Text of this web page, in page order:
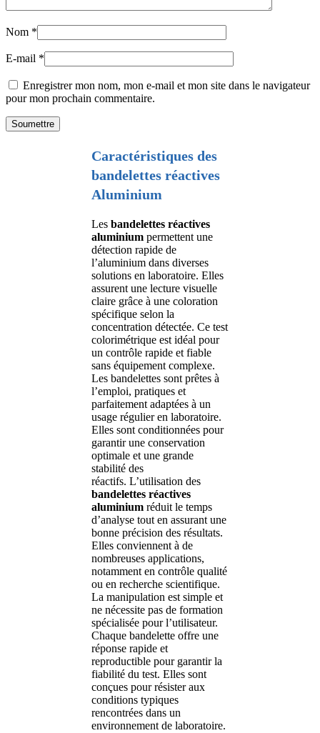
Nom *
E-mail *
Enregistrer mon nom, mon e-mail et mon site dans le navigateur
pour mon prochain commentaire.
Caractéristiques des
bandelettes réactives
Aluminium
Les bandelettes réactives
aluminium permettent une
détection rapide de
l’aluminium dans diverses
solutions en laboratoire. Elles
assurent une lecture visuelle
claire grâce à une coloration
spécifique selon la
concentration détectée. Ce test
colorimétrique est idéal pour
un contrôle rapide et fiable
sans équipement complexe.
Les bandelettes sont prêtes à
l’emploi, pratiques et
parfaitement adaptées à un
usage régulier en laboratoire.
Elles sont conditionnées pour
garantir une conservation
optimale et une grande
stabilité des
réactifs. L’utilisation des
bandelettes réactives
aluminium réduit le temps
d’analyse tout en assurant une
bonne précision des résultats.
Elles conviennent à de
nombreuses applications,
notamment en contrôle qualité
ou en recherche scientifique.
La manipulation est simple et
ne nécessite pas de formation
spécialisée pour l’utilisateur.
Chaque bandelette offre une
réponse rapide et
reproductible pour garantir la
fiabilité du test. Elles sont
conçues pour résister aux
conditions typiques
rencontrées dans un
environnement de laboratoire.